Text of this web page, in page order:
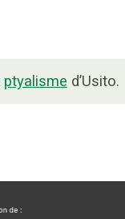
ptyalisme d’Usito.